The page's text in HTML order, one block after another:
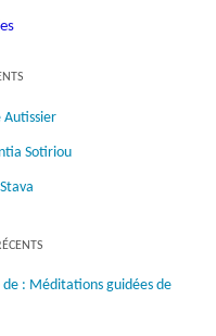
Autissier
Sotiriou
de : Méditations guidées de